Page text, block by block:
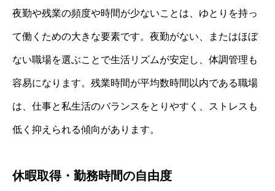
夜勤や残業の頻度や時間が少ないことは、ゆとりを持っ
て働くための大きな要素です。夜勤がない、またはほぼ
ない職場を選ぶことで生活リズムが安定し、体調管理も
容易になります。残業時間が平均数時間以内である職場
は、仕事と私生活のバランスをとりやすく、ストレスも
低く抑えられる傾向があります。
休暇取得・勤務時間の自由度